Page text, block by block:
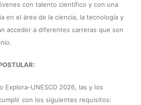
con talento científico y con una
en el área de la ciencia, la tecnología y
acceder a diferentes carreras que son
Explora-UNESCO 2026, las y los
con los siguientes requisitos: